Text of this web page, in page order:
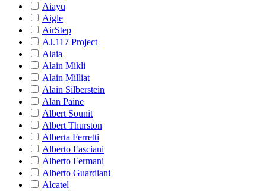
Aiayu
Aigle
AirStep
AJ.117 Project
Alaia
Alain Mikli
Alain Milliat
Alain Silberstein
Alan Paine
Albert Sounit
Albert Thurston
Alberta Ferretti
Alberto Fasciani
Alberto Fermani
Alberto Guardiani
Alcatel